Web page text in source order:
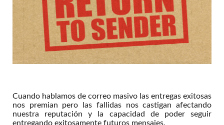
Cuando hablamos de correo masivo las entregas exitosas
nos premian pero las fallidas nos castigan afectando
nuestra reputación y la capacidad de poder seguir
entregando exitosamente futuros mensajes.